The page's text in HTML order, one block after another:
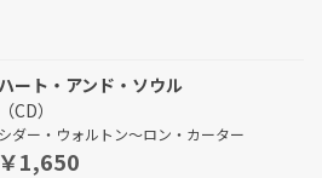
ハート・アンド・ソウル
（CD）
シダー・ウォルトン～ロン・カーター
￥1,650